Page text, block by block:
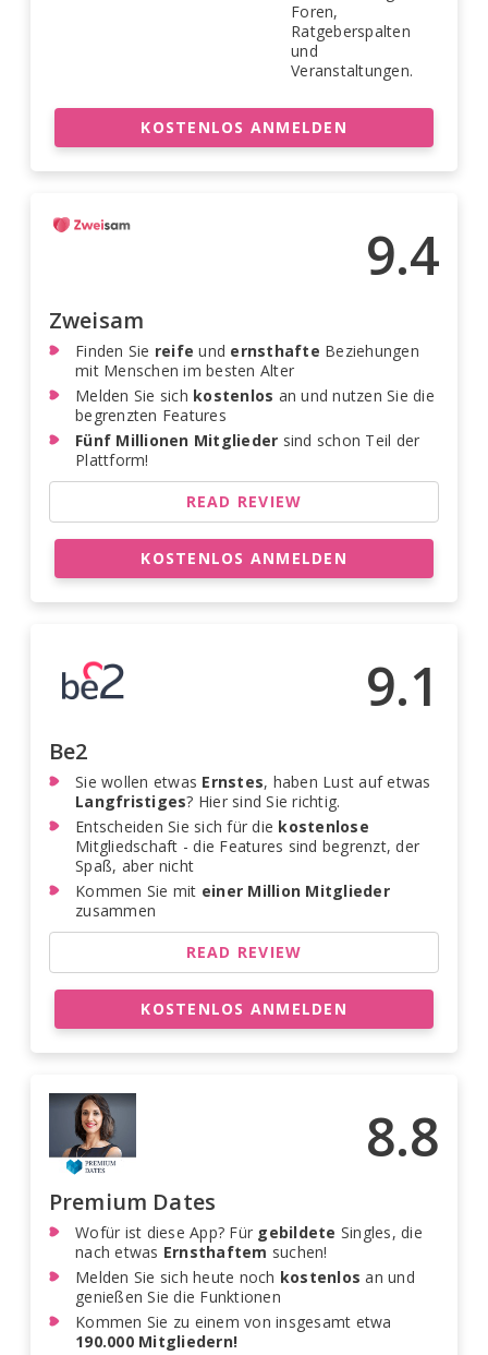
Foren,
Ratgeberspalten
und
Veranstaltungen.
KOSTENLOS ANMELDEN
9.4
Zweisam
Finden Sie reife und ernsthafte Beziehungen
mit Menschen im besten Alter
Melden Sie sich kostenlos an und nutzen Sie die
begrenzten Features
Fünf Millionen Mitglieder sind schon Teil der
Plattform!
READ REVIEW
KOSTENLOS ANMELDEN
9.1
Be2
Sie wollen etwas Ernstes, haben Lust auf etwas
Langfristiges? Hier sind Sie richtig.
Entscheiden Sie sich für die kostenlose
Mitgliedschaft - die Features sind begrenzt, der
Spaß, aber nicht
Kommen Sie mit einer Million Mitglieder
zusammen
READ REVIEW
KOSTENLOS ANMELDEN
8.8
Premium Dates
Wofür ist diese App? Für gebildete Singles, die
nach etwas Ernsthaftem suchen!
Melden Sie sich heute noch kostenlos an und
genießen Sie die Funktionen
Kommen Sie zu einem von insgesamt etwa
190.000 Mitgliedern!